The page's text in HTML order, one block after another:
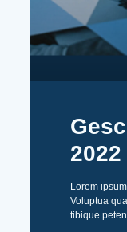
2022
Lorem
Voluptua
tibique